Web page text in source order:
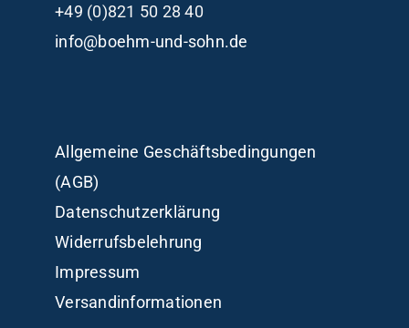
+49 (0)821 50 28 40
info@boehm-und-sohn.de
Allgemeine Geschäftsbedingungen
(AGB)
Datenschutzerklärung
Widerrufsbelehrung
Impressum
Versandinformationen